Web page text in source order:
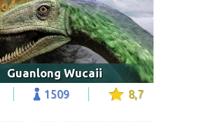
Guanlong Wucaii
1509 8,7